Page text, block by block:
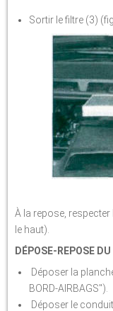
Sortir le filtre (3)
À la repose,
le haut).
DÉPOSE-REPOSE
Déposer la
BORD-AIRBAGS").
Déposer le